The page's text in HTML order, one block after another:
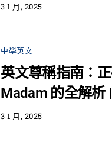
3 1 月, 2025
中學英文
英文尊稱指南：
Madam 的全解析
3 1 月, 2025